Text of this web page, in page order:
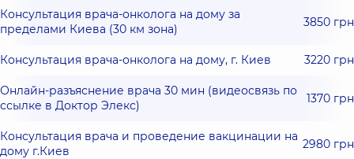
Консультация врача-онколога на дому за
пределами Киева (30 км зона)
3850 грн
Консультация врача-онколога на дому, г. Киев 3220 грн
Онлайн-разъяснение врача 30 мин (видеосвязь по
ссылке в Доктор Элекс)
1370 грн
Консультация врача и проведение вакцинации на
дому г.Киев
2980 грн